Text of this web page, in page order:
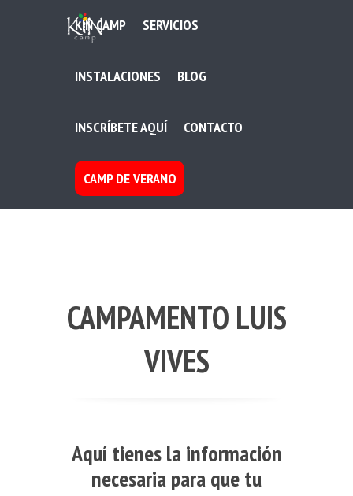
KIN CAMP SERVICIOS
INSTALACIONES BLOG
INSCRÍBETE AQUÍ CONTACTO
CAMP DE VERANO
CAMPAMENTO LUIS
VIVES
Aquí tienes la información
necesaria para que tu